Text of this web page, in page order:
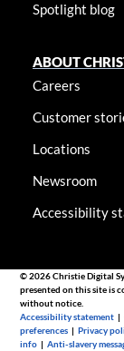
Spotlight blog
ABOUT
Careers
Customer
Locations
Newsroom
Accessibility
© 2026 Christie Digital
presented on this site is
without notice.
Accessibility statement |
preferences |Privacy
info |Anti-slavery